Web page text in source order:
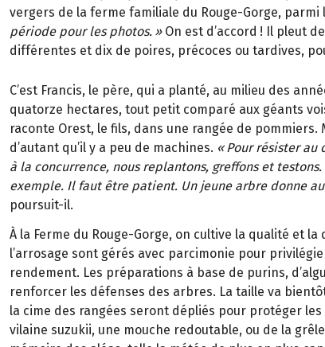
vergers de la ferme familiale du Rouge-Gorge,
période pour les photos. »On est d’accord ! Il pleut
différentes et dix de poires, précoces ou tardives,
C’est Francis, le père, qui a planté, au milieu des anné
quatorze hectares, tout petit comparé aux géants
raconte Orest, le fils, dans une rangée de pommiers.
d’autant qu’il y a peu de machines. « Pour résister au
à la concurrence, nous replantons, greffons et
exemple. Il faut être patient. Un jeune arbre donne au
poursuit-il.
À la Ferme du Rouge-Gorge, on cultive la qualité et
l’arrosage sont gérés avec parcimonie pour
rendement. Les préparations à base de purins,
renforcer les défenses des arbres. La taille va
la cime des rangées seront dépliés pour protéger
vilaine suzukii, une mouche redoutable, ou de la